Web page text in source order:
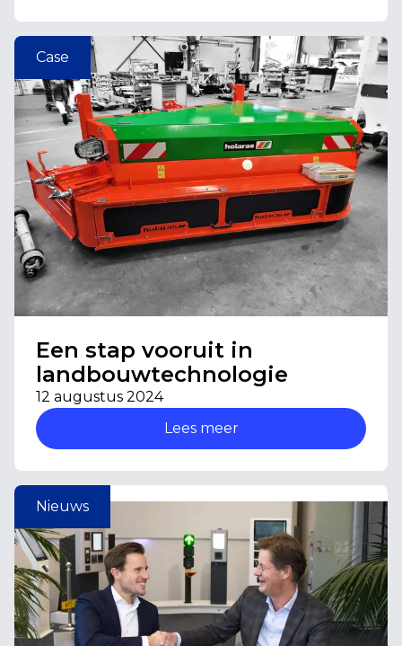
Case
Een stap vooruit in
landbouwtechnologie
12 augustus 2024
Lees meer
Nieuws